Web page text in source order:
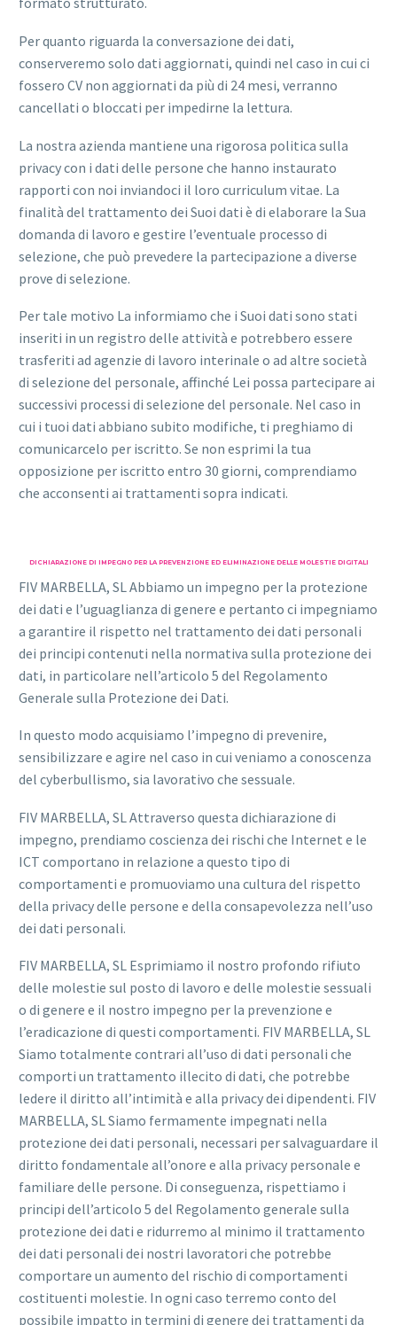
Per quanto riguarda la conversazione dei dati,
conserveremo solo dati aggiornati, quindi nel caso in cui ci
fossero CV non aggiornati da più di 24 mesi, verranno
cancellati o bloccati per impedirne la lettura.
La nostra azienda mantiene una rigorosa politica sulla
privacy con i dati delle persone che hanno instaurato
rapporti con noi inviandoci il loro curriculum vitae. La
finalità del trattamento dei Suoi dati è di elaborare la Sua
domanda di lavoro e gestire l’eventuale processo di
selezione, che può prevedere la partecipazione a diverse
prove di selezione.
Per tale motivo La informiamo che i Suoi dati sono stati
inseriti in un registro delle attività e potrebbero essere
trasferiti ad agenzie di lavoro interinale o ad altre società
di selezione del personale, affinché Lei possa partecipare ai
successivi processi di selezione del personale. Nel caso in
cui i tuoi dati abbiano subito modifiche, ti preghiamo di
comunicarcelo per iscritto. Se non esprimi la tua
opposizione per iscritto entro 30 giorni, comprendiamo
che acconsenti ai trattamenti sopra indicati.
DICHIARAZIONE DI IMPEGNO PER LA PREVENZIONE ED ELIMINAZIONE DELLE MOLESTIE DIGITALI
FIV MARBELLA, SL Abbiamo un impegno per la protezione
dei dati e l’uguaglianza di genere e pertanto ci impegniamo
a garantire il rispetto nel trattamento dei dati personali
dei principi contenuti nella normativa sulla protezione dei
dati, in particolare nell’articolo 5 del Regolamento
Generale sulla Protezione dei Dati.
In questo modo acquisiamo l’impegno di prevenire,
sensibilizzare e agire nel caso in cui veniamo a conoscenza
del cyberbullismo, sia lavorativo che sessuale.
FIV MARBELLA, SL Attraverso questa dichiarazione di
impegno, prendiamo coscienza dei rischi che Internet e le
ICT comportano in relazione a questo tipo di
comportamenti e promuoviamo una cultura del rispetto
della privacy delle persone e della consapevolezza nell’uso
dei dati personali.
FIV MARBELLA, SL Esprimiamo il nostro profondo rifiuto
delle molestie sul posto di lavoro e delle molestie sessuali
o di genere e il nostro impegno per la prevenzione e
l’eradicazione di questi comportamenti. FIV MARBELLA, SL
Siamo totalmente contrari all’uso di dati personali che
comporti un trattamento illecito di dati, che potrebbe
ledere il diritto all’intimità e alla privacy dei dipendenti. FIV
MARBELLA, SL Siamo fermamente impegnati nella
protezione dei dati personali, necessari per salvaguardare il
diritto fondamentale all’onore e alla privacy personale e
familiare delle persone. Di conseguenza, rispettiamo i
principi dell’articolo 5 del Regolamento generale sulla
protezione dei dati e ridurremo al minimo il trattamento
dei dati personali dei nostri lavoratori che potrebbe
comportare un aumento del rischio di comportamenti
costituenti molestie. In ogni caso terremo conto del
possibile impatto in termini di genere dei trattamenti da